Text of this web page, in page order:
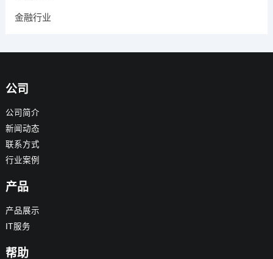
金融行业
公司
公司简介
新闻动态
联系方式
行业案例
产品
产品展示
IT服务
帮助